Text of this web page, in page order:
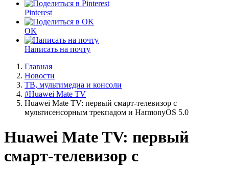
Pinterest
OK
Написать на почту
Главная
Новости
ТВ, мультимедиа и консоли
#Huawei Mate TV
Huawei Mate TV: первый смарт-телевизор с
мультисенсорным трекпадом и HarmonyOS 5.0
Huawei Mate TV: первый
смарт-телевизор с